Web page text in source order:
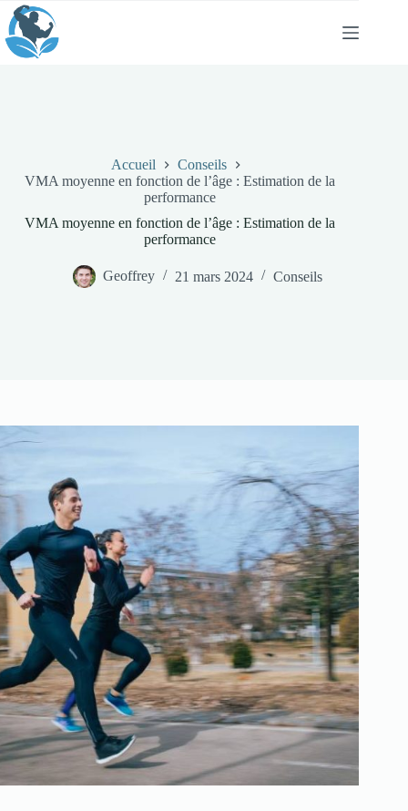
Passer
au
contenu
Accueil
Conseils
VMA moyenne en fonction de l’âge : Estimation de la
performance
VMA moyenne en fonction de l’âge : Estimation de la
performance
Geoffrey 21 mars 2024 Conseils